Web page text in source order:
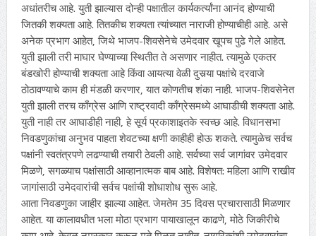
अधांतरीच आहे. युती झाल्यास दोन्ही पक्षातील कार्यकर्त्यांना आनंद होण्याची
जितकी शक्यता आहे. तितकीच शक्यता त्यांच्यात नाराजी होण्याचीही आहे. असे
अनेक प्रभाग आहेत, जिथे भाजप-शिवसेनेचे उमेदवार खूपच पुढे गेले आहेत.
युती झाली तरी माघार घेण्याच्या स्थितीत ते असणार नाहीत. त्यामुळे एकतर
बंडखोरी होण्याची शक्यता आहे किंवा आयत्या वेळी दुसर्‍या पक्षांचे दरवाजे
ठोठावण्याचे काम ही मंडळी करणार, यात कोणतीच शंका नाही. भाजप-शिवसेनेत
युती झाली तरच काँग्रेस आणि राष्ट्रवादी काँग्रेसमध्ये आघाडीची शक्यता आहे.
युती नाही तर आघाडीही नाही, हे सूर्य प्रकाशाइतके स्वच्छ आहे. विधानसभा
निवडणुकांचा अनुभव पाहता शेवटच्या क्षणी काहीही होऊ शकते. त्यामुळेच सर्वच
पक्षांनी स्वतंत्रपणे लढण्याची तयारी ठेवली आहे. सर्वच्या सर्व जागांवर उमेदवार
मिळणे, सगळ्याच पक्षांसाठी आव्हानात्मक बाब आहे. विशेषत: महिला आणि राखीव
जागांसाठी उमेदवारांची सर्वच पक्षांची शोधाशोध सुरू आहे.
आता निवडणुका जाहीर झाल्या आहेत. जेमतेम 35 दिवस प्रचारासाठी मिळणार
आहेत. या कालावधीत भला मोठा प्रभाग पायाखालून काढणे, मोठे जिकीरीचे